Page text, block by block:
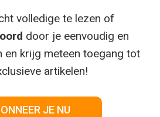
volledige te lezen of
door je eenvoudig en
en krijg meteen toegang tot
artikelen!
JE NU